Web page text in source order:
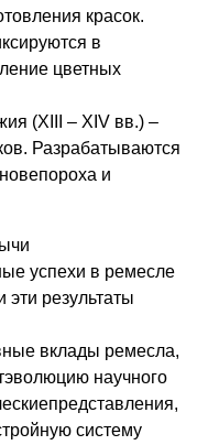
красок.
в
цветных
(XIII – XIV вв.) –
Разрабатываются
и
успехи в ремесле
эти результаты
вклады ремесла,
научного
систему